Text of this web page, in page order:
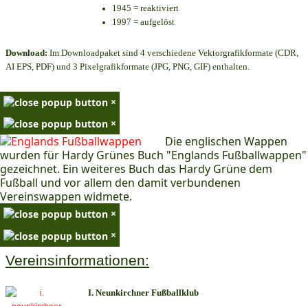
1945 = reaktiviert
1997 = aufgelöst
Download: Im Downloadpaket sind 4 verschiedene Vektorgrafikformate (CDR,
AI EPS, PDF) und 3 Pixelgrafikformate (JPG, PNG, GIF) enthalten.
×
×
Die englischen Wappen
wurden für Hardy Grünes Buch "Englands Fußballwappen"
gezeichnet. Ein weiteres Buch das Hardy Grüne dem
Fußball und vor allem den damit verbundenen
Vereinswappen widmete.
×
×
Vereinsinformationen:
I. Neunkirchner Fußballklub